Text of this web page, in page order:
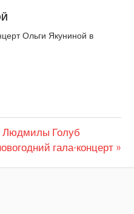
Ольги Якуниной в
Людмилы Голуб
гала-концерт